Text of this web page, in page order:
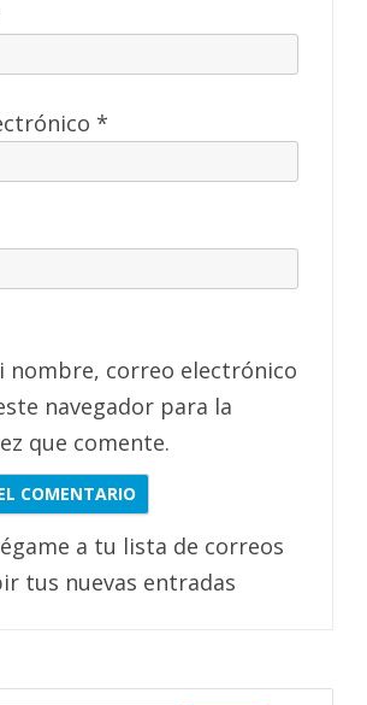
*
nombre, correo electrónico
navegador para la
que comente.
a tu lista de correos
tus nuevas entradas